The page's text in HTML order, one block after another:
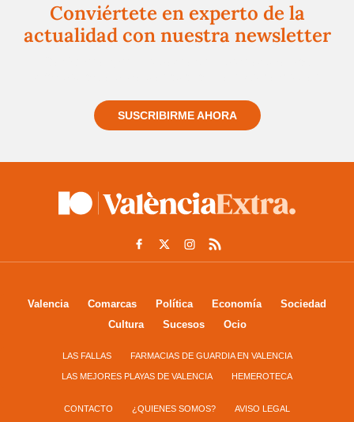
Conviértete en experto de la
actualidad con nuestra newsletter
SUSCRIBIRME AHORA
Valencia Comarcas Política Economía
Sociedad
Cultura
Sucesos Ocio
LAS FALLAS FARMACIAS DE GUARDIA EN VALENCIA
LAS MEJORES PLAYAS DE VALENCIA HEMEROTECA
CONTACTO ¿QUIENES SOMOS? AVISO LEGAL